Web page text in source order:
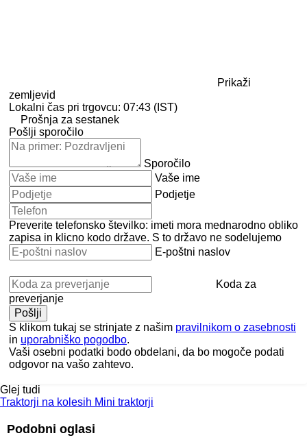
Prikaži
zemljevid
Lokalni čas pri trgovcu: 07:43 (IST)
Prošnja za sestanek
Pošlji sporočilo
Vaše ime
Podjetje
Preverite telefonsko številko: imeti mora mednarodno obliko
zapisa in klicno kodo države. S to državo ne sodelujemo
E-poštni naslov
Sporočilo
Koda za
preverjanje
S klikom tukaj se strinjate z našim pravilnikom o zasebnosti
in uporabniško pogodbo.
Vaši osebni podatki bodo obdelani, da bo mogoče podati
odgovor na vašo zahtevo.
Podobni oglasi
Glej tudi
Traktorji na kolesih Mini traktorji